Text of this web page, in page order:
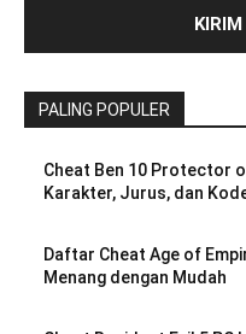
PALING POPULER
Cheat Ben 10 Protector
Karakter, Jurus, dan
Daftar Cheat Age of
Menang dengan Mudah